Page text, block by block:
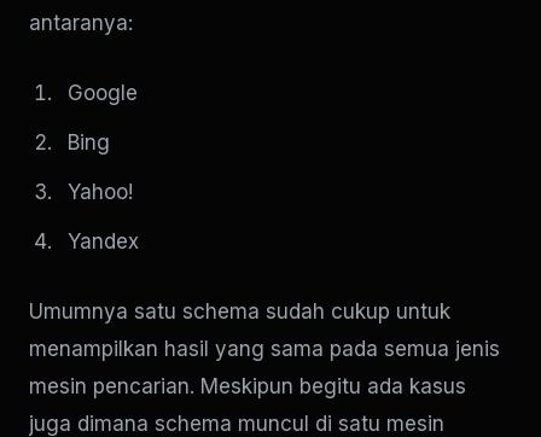
antaranya:
Google
Bing
Yahoo!
Yandex
Umumnya satu schema sudah cukup untuk
menampilkan hasil yang sama pada semua jenis
mesin pencarian. Meskipun begitu ada kasus
juga dimana schema muncul di satu mesin